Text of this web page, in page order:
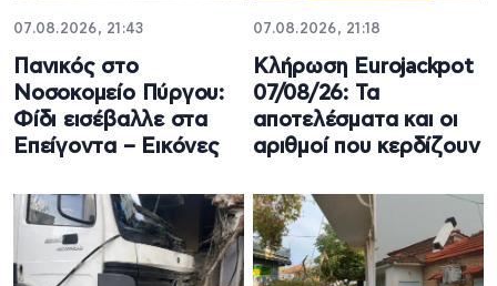
07.08.2026, 21:43
Πανικός στο
Νοσοκομείο Πύργου:
Φίδι εισέβαλλε στα
Επείγοντα – Εικόνες
07.08.2026, 21:18
Κλήρωση Eurojackpot
07/08/26: Τα
αποτελέσματα και οι
αριθμοί που κερδίζουν